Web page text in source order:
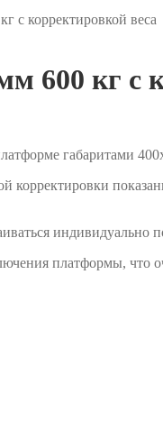
с корректировкой веса
600 кг с
габаритами
корректировки
индивидуально
платформы, что